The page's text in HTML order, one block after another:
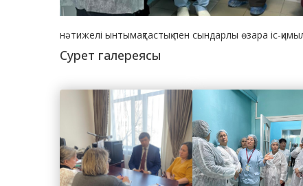
нәтижелі ынтымақтастық пен сындарлы өзара іс-
Сурет галереясы